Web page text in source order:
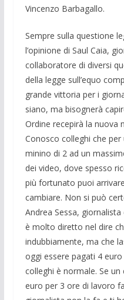
Vincenzo Barbagallo.
Sempre sulla questione
l’opinione di Saul Caia,
collaboratore di diversi
della legge sull’equo
grande vittoria per i
siano, ma bisognerà
Ordine recepirà la nuova
Conosco colleghi che
minino di 2 ad un
dei video, dove spesso
più fortunato puoi
cambiare. Non si può
Andrea Sessa,
è molto diretto nel dire
indubbiamente, ma che
oggi essere pagati 4
colleghi è normale. Se
euro per 3 ore di lavoro